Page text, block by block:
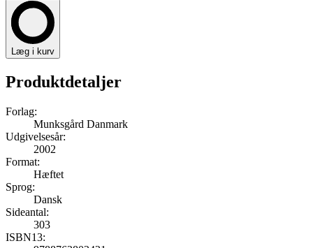
Læg i kurv
Produktdetaljer
Forlag:
Munksgård Danmark
Udgivelsesår:
2002
Format:
Hæftet
Sprog:
Dansk
Sideantal:
303
ISBN13: